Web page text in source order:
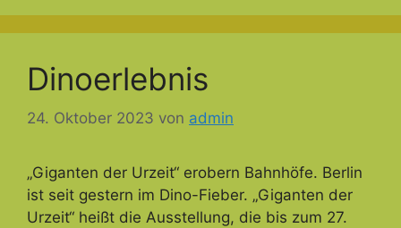
Dinoerlebnis
24. Oktober 2023 von admin
„Giganten der Urzeit“ erobern Bahnhöfe. Berlin
ist seit gestern im Dino-Fieber. „Giganten der
Urzeit“ heißt die Ausstellung, die bis zum 27.